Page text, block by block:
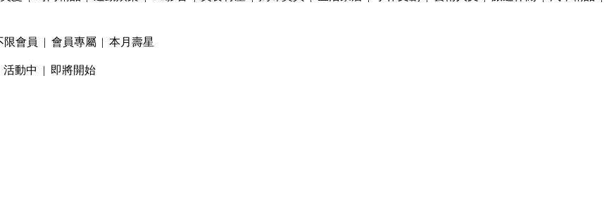
限會員 | 會員專屬|本月壽星
活動中 | 即將開始